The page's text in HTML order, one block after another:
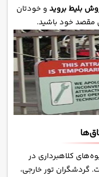
بلیط بروید و خودتان
مقصد خود باشید.
کلاهبرداری در
گردشگران تور خارجی،